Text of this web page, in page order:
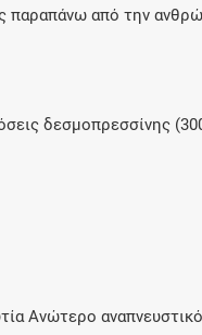
από την
δεσμοπρεσσίνης
Ανώτερο